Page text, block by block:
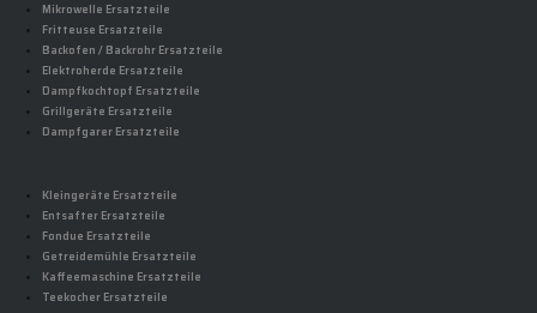
Mikrowelle Ersatzteile
Fritteuse Ersatzteile
Backofen / Backrohr Ersatzteile
Elektroherde Ersatzteile
Dampfkochtopf Ersatzteile
Grillgeräte Ersatzteile
Dampfgarer Ersatzteile
Kleingeräte Ersatzteile
Entsafter Ersatzteile
Fondue Ersatzteile
Getreidemühle Ersatzteile
Kaffeemaschine Ersatzteile
Teekocher Ersatzteile